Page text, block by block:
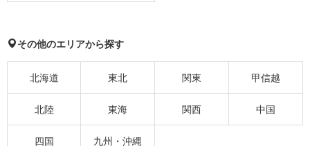
その他のエリアから探す
北海道 東北 関東 甲信越
北陸 東海 関西 中国
四国 九州・沖縄